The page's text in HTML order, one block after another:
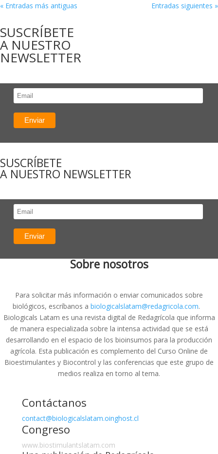
« Entradas más antiguas
Entradas siguientes »
SUSCRÍBETE
A NUESTRO
NEWSLETTER
SUSCRÍBETE
A NUESTRO NEWSLETTER
Sobre nosotros
Para solicitar más información o enviar comunicados sobre
biológicos, escríbanos a biologicalslatam@redagricola.com.
Biologicals Latam es una revista digital de Redagrícola que informa
de manera especializada sobre la intensa actividad que se está
desarrollando en el espacio de los bioinsumos para la producción
agrícola. Esta publicación es complemento del Curso Online de
Bioestimulantes y Biocontrol y las conferencias que este grupo de
medios realiza en torno al tema.
Contáctanos
contact@biologicalslatam.oinghost.cl
Congreso
www.biostimulantslatam.com